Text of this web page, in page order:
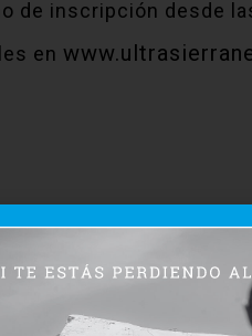
de inscripción desde
en